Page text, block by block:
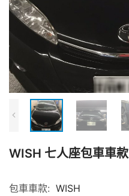
WISH 七人座包車車款
包車車款: WISH